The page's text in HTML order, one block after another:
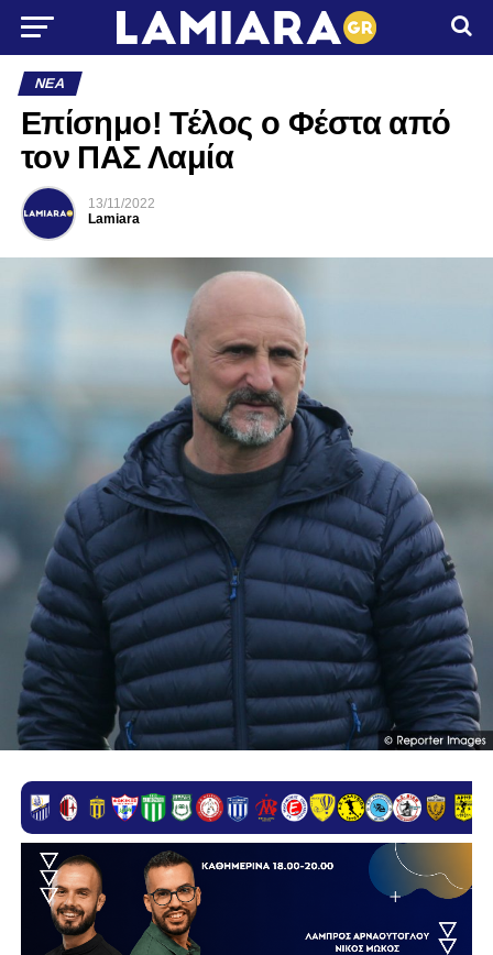
ΝΈΑ
Επίσημο! Τέλος ο Φέστα από
τον ΠΑΣ Λαμία
13/11/2022
Lamiara